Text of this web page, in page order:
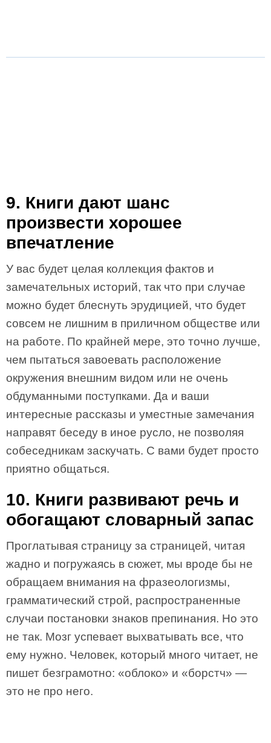
9. Книги дают шанс
произвести хорошее
впечатление
У вас будет целая коллекция фактов и
замечательных историй, так что при случае
можно будет блеснуть эрудицией, что будет
совсем не лишним в приличном обществе или
на работе. По крайней мере, это точно лучше,
чем пытаться завоевать расположение
окружения внешним видом или не очень
обдуманными поступками. Да и ваши
интересные рассказы и уместные замечания
направят беседу в иное русло, не позволяя
собеседникам заскучать. С вами будет просто
приятно общаться.
10. Книги развивают речь и
обогащают словарный запас
Проглатывая страницу за страницей, читая
жадно и погружаясь в сюжет, мы вроде бы не
обращаем внимания на фразеологизмы,
грамматический строй, распространенные
случаи постановки знаков препинания. Но это
не так. Мозг успевает выхватывать все, что
ему нужно. Человек, который много читает, не
пишет безграмотно: «облоко» и «борстч» —
это не про него.